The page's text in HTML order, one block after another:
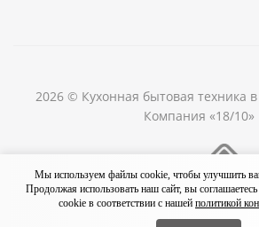
2026 © Кухонная бытовая техника
Компания «18/10»
Мы используем файлы cookie, чтобы улучшить
Продолжая использовать наш сайт, вы
cookie в соответствии с нашей политикой